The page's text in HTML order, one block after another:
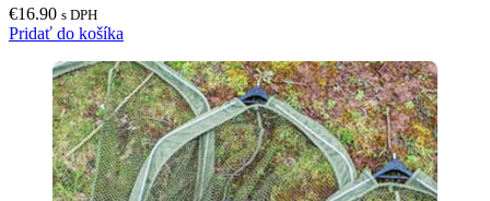
€16.90 s DPH
Pridať do košíka